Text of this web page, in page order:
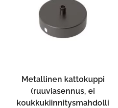
Metallinen kattokuppi
(ruuviasennus, ei
koukkukiinnitysmahdolli